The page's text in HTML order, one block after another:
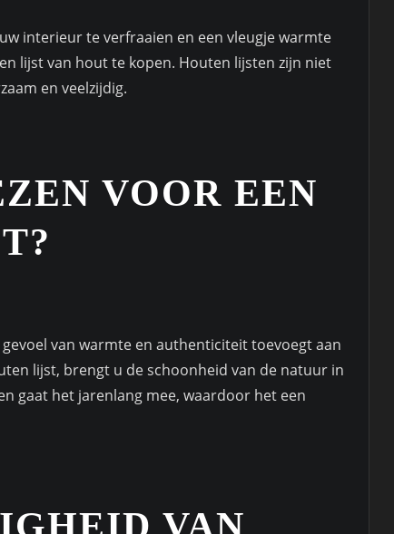
interieur te verfraaien en een vleugje warmte
lijst van hout te kopen. Houten lijsten zijn niet
en veelzijdig.
VOOR EEN
van warmte en authenticiteit toevoegt aan
lijst, brengt u de schoonheid van de natuur in
gaat het jarenlang mee, waardoor het een